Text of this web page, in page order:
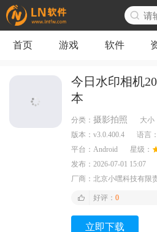
首页 游戏 软件
今日水印相机
本
分类： 摄影拍照 大小
版本： v3.0.400.4 语言：
平台： Android
星级：
发布： 2026-07-01 15:07
厂商： 北京小嘿科技有限
好评： 0
立即下载